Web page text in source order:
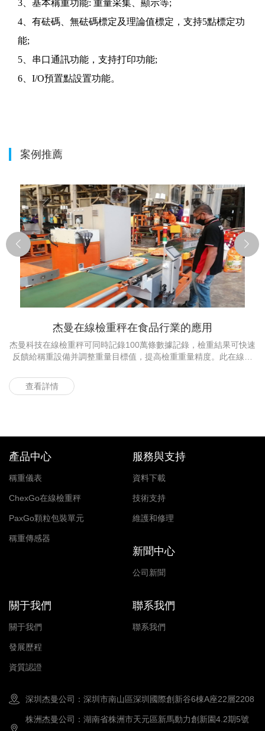
3、基本稱重功能: 重量采集、顯示等;
4、有砝碼、無砝碼標定及理論值標定，支持5點標定功
能;
5、串口通訊功能，支持打印功能;
6、I/O預置點設置功能。
案例推薦
杰曼在線檢重秤在食品行業的應用
杰曼科技在線檢重秤可同時記錄100萬條數據記錄，檢重結果可快速
反饋給稱重設備并調整重量目標值，提高檢重重量精度。此在線檢
率生產，在產品和服務方面贏得國內外客戶多年的信賴。
查看詳情
產品中心
稱重儀表
ChexGo在線檢重秤
PaxGo顆粒包裝單元
稱重傳感器
服務與支持
資料下載
技術支持
維護和修理
新聞中心
公司新聞
關于我們
關于我們
發展歷程
資質認證
聯系我們
聯系我們
深圳杰曼公司：深圳市南山區深圳國際創新谷6棟A座22層2208
株洲杰曼公司：湖南省株洲市天元區新馬動力創新園4.2期5號